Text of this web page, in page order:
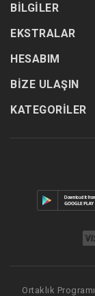
BILGILER
EKSTRALAR
HESABIM
BIZE ULAŞIN
KATEGORILER
Ortaklık Programı